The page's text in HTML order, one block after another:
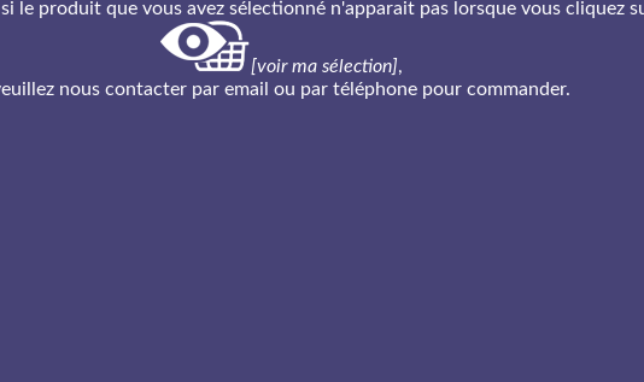
le produit que vous avez sélectionné n'apparait pas lorsque vous cliquez
[voir ma sélection],
nous contacter par email ou par téléphone pour commander.